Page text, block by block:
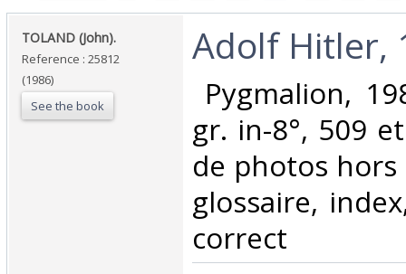
‎TOLAND (John).‎
Reference : 25812
(1986)
See the book
‎Adolf Hitler,
Pygmalion,
gr. in-8°, 509
de photos
glossaire,
correct‎